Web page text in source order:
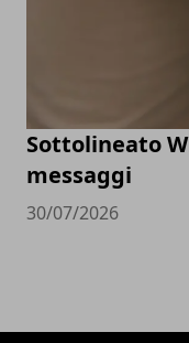
Sottolineato
messaggi
30/07/2026